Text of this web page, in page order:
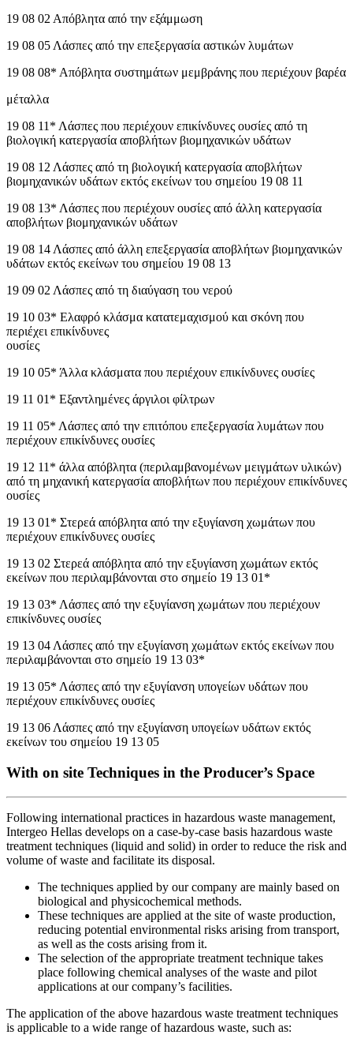
19 08 02 Απόβλητα από την εξάμμωση
19 08 05 Λάσπες από την επεξεργασία αστικών λυμάτων
19 08 08* Απόβλητα συστημάτων μεμβράνης που περιέχουν βαρέα
μέταλλα
19 08 11* Λάσπες που περιέχουν επικίνδυνες ουσίες από τη
βιολογική κατεργασία αποβλήτων βιομηχανικών υδάτων
19 08 12 Λάσπες από τη βιολογική κατεργασία αποβλήτων
βιομηχανικών υδάτων εκτός εκείνων του σημείου 19 08 11
19 08 13* Λάσπες που περιέχουν ουσίες από άλλη κατεργασία
αποβλήτων βιομηχανικών υδάτων
19 08 14 Λάσπες από άλλη επεξεργασία αποβλήτων βιομηχανικών
υδάτων εκτός εκείνων του σημείου 19 08 13
19 09 02 Λάσπες από τη διαύγαση του νερού
19 10 03* Ελαφρό κλάσμα κατατεμαχισμού και σκόνη που
περιέχει επικίνδυνες
ουσίες
19 10 05* Άλλα κλάσματα που περιέχουν επικίνδυνες ουσίες
19 11 01* Εξαντλημένες άργιλοι φίλτρων
19 11 05* Λάσπες από την επιτόπου επεξεργασία λυμάτων που
περιέχουν επικίνδυνες ουσίες
19 12 11* άλλα απόβλητα (περιλαμβανομένων μειγμάτων υλικών)
από τη μηχανική κατεργασία αποβλήτων που περιέχουν επικίνδυνες
ουσίες
19 13 01* Στερεά απόβλητα από την εξυγίανση χωμάτων που
περιέχουν επικίνδυνες ουσίες
19 13 02 Στερεά απόβλητα από την εξυγίανση χωμάτων εκτός
εκείνων που περιλαμβάνονται στο σημείο 19 13 01*
19 13 03* Λάσπες από την εξυγίανση χωμάτων που περιέχουν
επικίνδυνες ουσίες
19 13 04 Λάσπες από την εξυγίανση χωμάτων εκτός εκείνων που
περιλαμβάνονται στο σημείο 19 13 03*
19 13 05* Λάσπες από την εξυγίανση υπογείων υδάτων που
περιέχουν επικίνδυνες ουσίες
19 13 06 Λάσπες από την εξυγίανση υπογείων υδάτων εκτός
εκείνων του σημείου 19 13 05
With on site Techniques in the Producer’s Space
Following international practices in hazardous waste management,
Intergeo Hellas develops on a case-by-case basis hazardous waste
treatment techniques (liquid and solid) in order to reduce the risk and
volume of waste and facilitate its disposal.
The techniques applied by our company are mainly based on
biological and physicochemical methods.
These techniques are applied at the site of waste production,
reducing potential environmental risks arising from transport,
as well as the costs arising from it.
The selection of the appropriate treatment technique takes
place following chemical analyses of the waste and pilot
applications at our company’s facilities.
The application of the above hazardous waste treatment techniques
is applicable to a wide range of hazardous waste, such as: